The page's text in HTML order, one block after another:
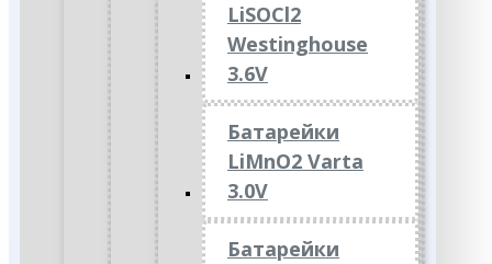
LiSOCl2
Westinghouse
3.6V
Батарейки
LiMnO2 Varta
3.0V
Батарейки